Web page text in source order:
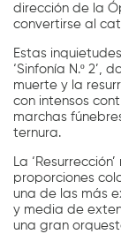
dirección de la
convertirse al
Estas
‘Sinfonía N.º 2’,
muerte y la
con intensos
marchas
ternura.
La
proporciones
una de las más
y media de
una gran